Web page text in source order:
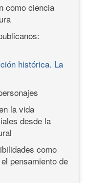
como ciencia
histórica. La
la vida
desde la
como
pensamiento de